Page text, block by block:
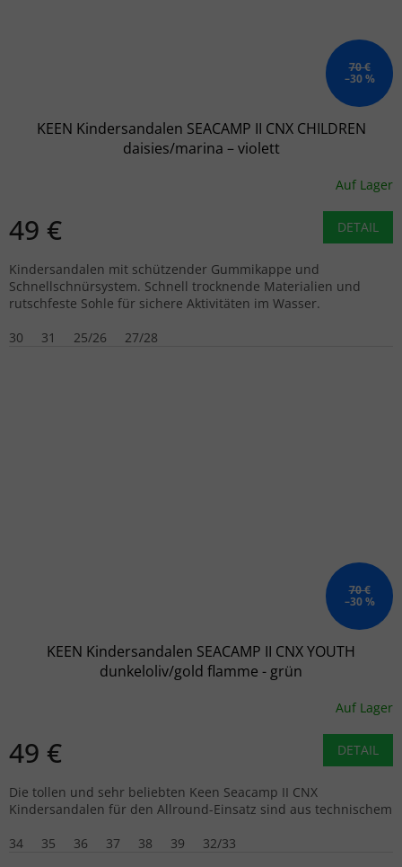
70 €
–30 %
KEEN Kindersandalen SEACAMP II CNX CHILDREN
daisies/marina – violett
Auf Lager
49 € DETAIL
Kindersandalen mit schützender Gummikappe und
Schnellschnürsystem. Schnell trocknende Materialien und
rutschfeste Sohle für sichere Aktivitäten im Wasser.
30
31 25/26 27/28
70 €
–30 %
KEEN Kindersandalen SEACAMP II CNX YOUTH
dunkeloliv/gold flamme - grün
Auf Lager
49 € DETAIL
Die tollen und sehr beliebten Keen Seacamp II CNX
Kindersandalen für den Allround-Einsatz sind aus technischem
34
35 36 37 38 39 32/33